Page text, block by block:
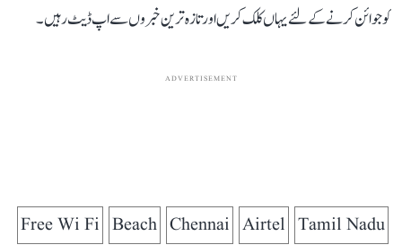
کو جوائن کرنے کے لئے یہاں کلک کریں اور تازہ ترین خبروں سے اپ ڈیٹ رہیں۔
ADVERTISEMENT
Tamil Nadu
Airtel
Chennai
Beach
Free Wi Fi